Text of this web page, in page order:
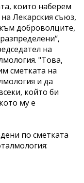
които наберем
Лекарския съюз,
доброволците,
на
"Това,
сметката на
и да
който би
му е
по сметката